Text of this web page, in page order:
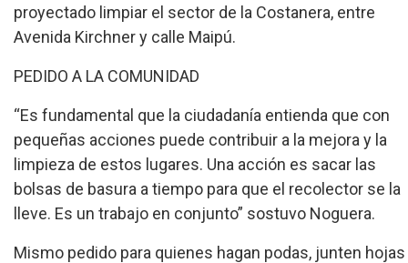
proyectado limpiar el sector de la Costanera, entre
Avenida Kirchner y calle Maipú.
PEDIDO A LA COMUNIDAD
“Es fundamental que la ciudadanía entienda que con
pequeñas acciones puede contribuir a la mejora y la
limpieza de estos lugares. Una acción es sacar las
bolsas de basura a tiempo para que el recolector se la
lleve. Es un trabajo en conjunto” sostuvo Noguera.
Mismo pedido para quienes hagan podas, junten hojas